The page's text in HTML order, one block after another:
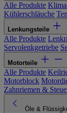
Alle Produkte
Kühlerschläuche
Lenkungsteile
Alle Produkte
Servolenkgetriebe
Motorteile
Alle Produkte
Motorblock
Zahnriemen &
Öle &